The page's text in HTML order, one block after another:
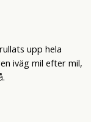
upp hela
iväg mil efter mil,